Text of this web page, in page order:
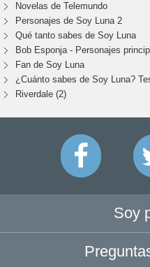
Novelas de Telemundo
Personajes de Soy Luna 2
Qué tanto sabes de Soy Luna
Bob Esponja - Personajes
Fan de Soy Luna
¿Cuánto sabes de Soy Luna?
Riverdale (2)
Soy